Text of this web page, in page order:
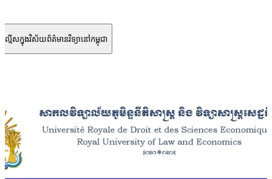
ល្មើសក្នុងវិស័យព័ត៌មានវិទ្យានៅកម្ពុជា